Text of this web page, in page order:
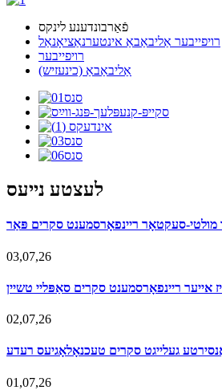
פֿאַרבונדענע לינקס
רויפייבער אַליבאַבאַ אינטערנאַציאָנאַל
רויפייבער
אַליבאַבאַ (כינעזיש)
לעצטע נייעס
03,07,26
02,07,26
01,07,26